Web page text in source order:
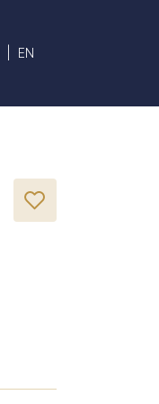
EN